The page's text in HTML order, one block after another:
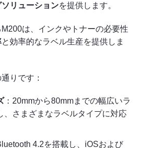
ソリューションを提供します。
は、インクやトナーの必要性
と効率的なラベル生産を提供しま
りです：
：20mmから80mmまでの幅広いラ
、さまざまなラベルタイプに対応
4.2を搭載し、iOSおよび